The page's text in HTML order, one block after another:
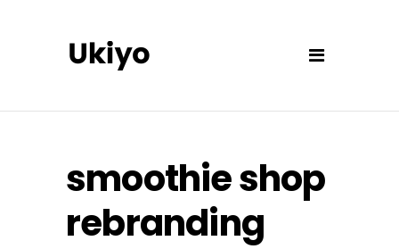
smoothie shop
rebranding